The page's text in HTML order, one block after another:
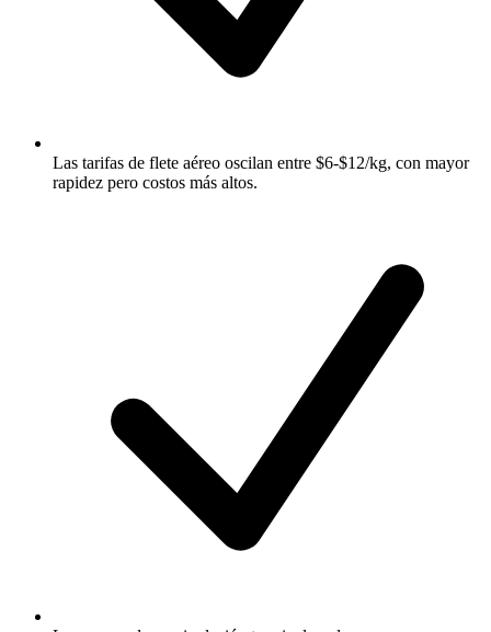
Las tarifas de flete aéreo oscilan entre $6-$12/kg, con mayor
rapidez pero costos más altos.